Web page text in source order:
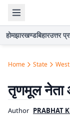
होमझारखण्डबिहारउत्तर
Home State
तृणमूल नेता
Author PRABHAT